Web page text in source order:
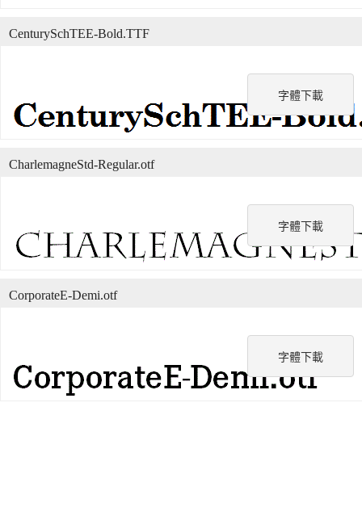
字體下載
CenturySchTEE-Bold.TTF
字體下載
CharlemagneStd-Regular.otf
字體下載
CorporateE-Demi.otf